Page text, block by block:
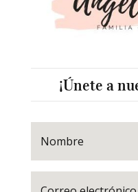
¡Únete a